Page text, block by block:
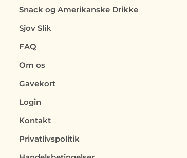
Snack og Amerikanske Drikke
Sjov Slik
FAQ
Om os
Gavekort
Login
Kontakt
Privatlivspolitik